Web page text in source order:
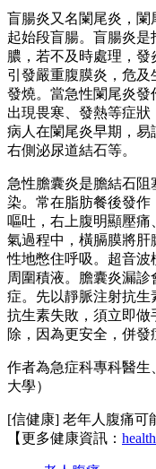
盲腸炎又名闌尾炎，
起始段盲腸。盲腸炎
膿，若不及時處理，發
引發嚴重腹膜炎，危
發燒。當急性闌尾炎
出現畏寒、發熱等症
病人在闌尾炎早期，易
右側泌尿道結石等。
急性膽囊炎是膽結石
染。常在脂肪餐後發作
嘔吐，右上腹明顯壓
氣過程中，橫膈膜將
性地憋住呼吸。超音
周圍積液。膽囊炎漏
症。先以靜脈注射抗生
抗生素失敗，須立即
除，因為更安全，併發
作者為急症科專科醫
大學）
[信健康] 老年人腹痛可
【更多健康資訊：